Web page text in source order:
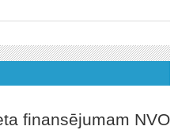
finansējumam NVO